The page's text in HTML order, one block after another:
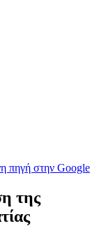
πηγή στην Google
της